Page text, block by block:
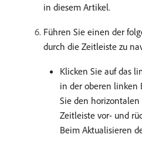
in diesem Artikel.
Führen Sie einen der
durch die Zeitleiste zu
Klicken Sie auf das
in der oberen linken
Sie den
Zeitleiste vor- und
Beim Aktualisieren